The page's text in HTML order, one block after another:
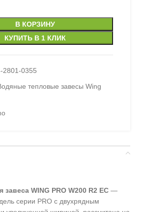
В КОРЗИНУ
КУПИТЬ В 1 КЛИК
2801-0355
тепловые завесы Wing
завеса WING PRO W200 R2 EC —
серии PRO с двухрядным